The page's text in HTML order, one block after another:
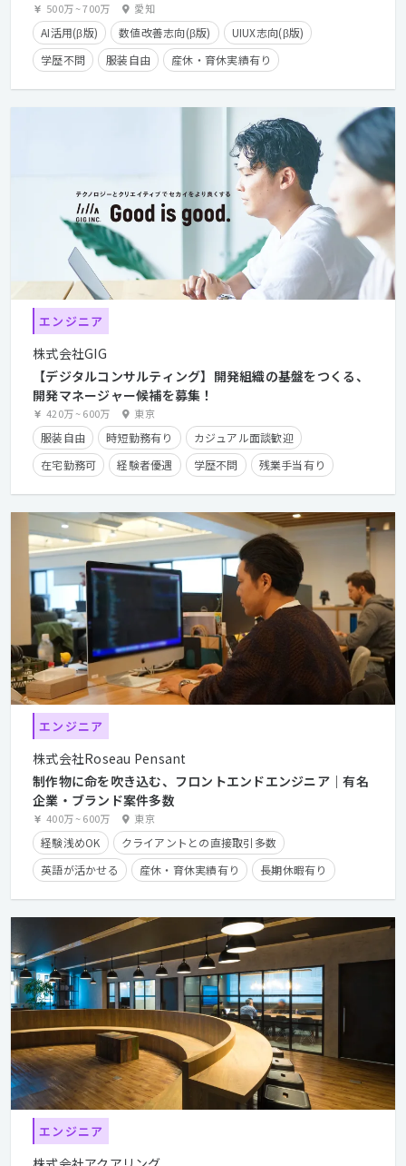
500万~700万 愛知
AI活用(β版) 数値改善志向(β版)
UIUX志向(β版)
学歴不問
服装自由
産休・育休実績有り
年間休日125日以上
長期休暇有り
在宅勤務可
エンジニア
株式会社GIG
【デジタルコンサルティング】開発組織の基盤をつくる、
開発マネージャー候補を募集！
420万~600万 東京
服装自由 時短勤務有り
カジュアル面談歓迎
在宅勤務可
経験者優遇 学歴不問
残業手当有り
住宅手当有り
長期休暇有り
産休・育休実績有り
クライアントとの直接取引多数
副業OK
エンジニア
株式会社Roseau Pensant
制作物に命を吹き込む、フロントエンドエンジニア｜有名
企業・ブランド案件多数
400万~600万 東京
経験浅めOK
クライアントとの直接取引多数
英語が活かせる
産休・育休実績有り
長期休暇有り
住宅手当有り
学歴不問 経験者優遇 第二新卒歓迎
エンジニア